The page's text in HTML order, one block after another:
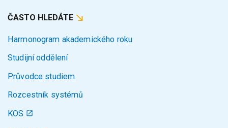
ČASTO HLEDÁTE
Harmonogram akademického roku
Studijní oddělení
Průvodce studiem
Rozcestník systémů
KOS